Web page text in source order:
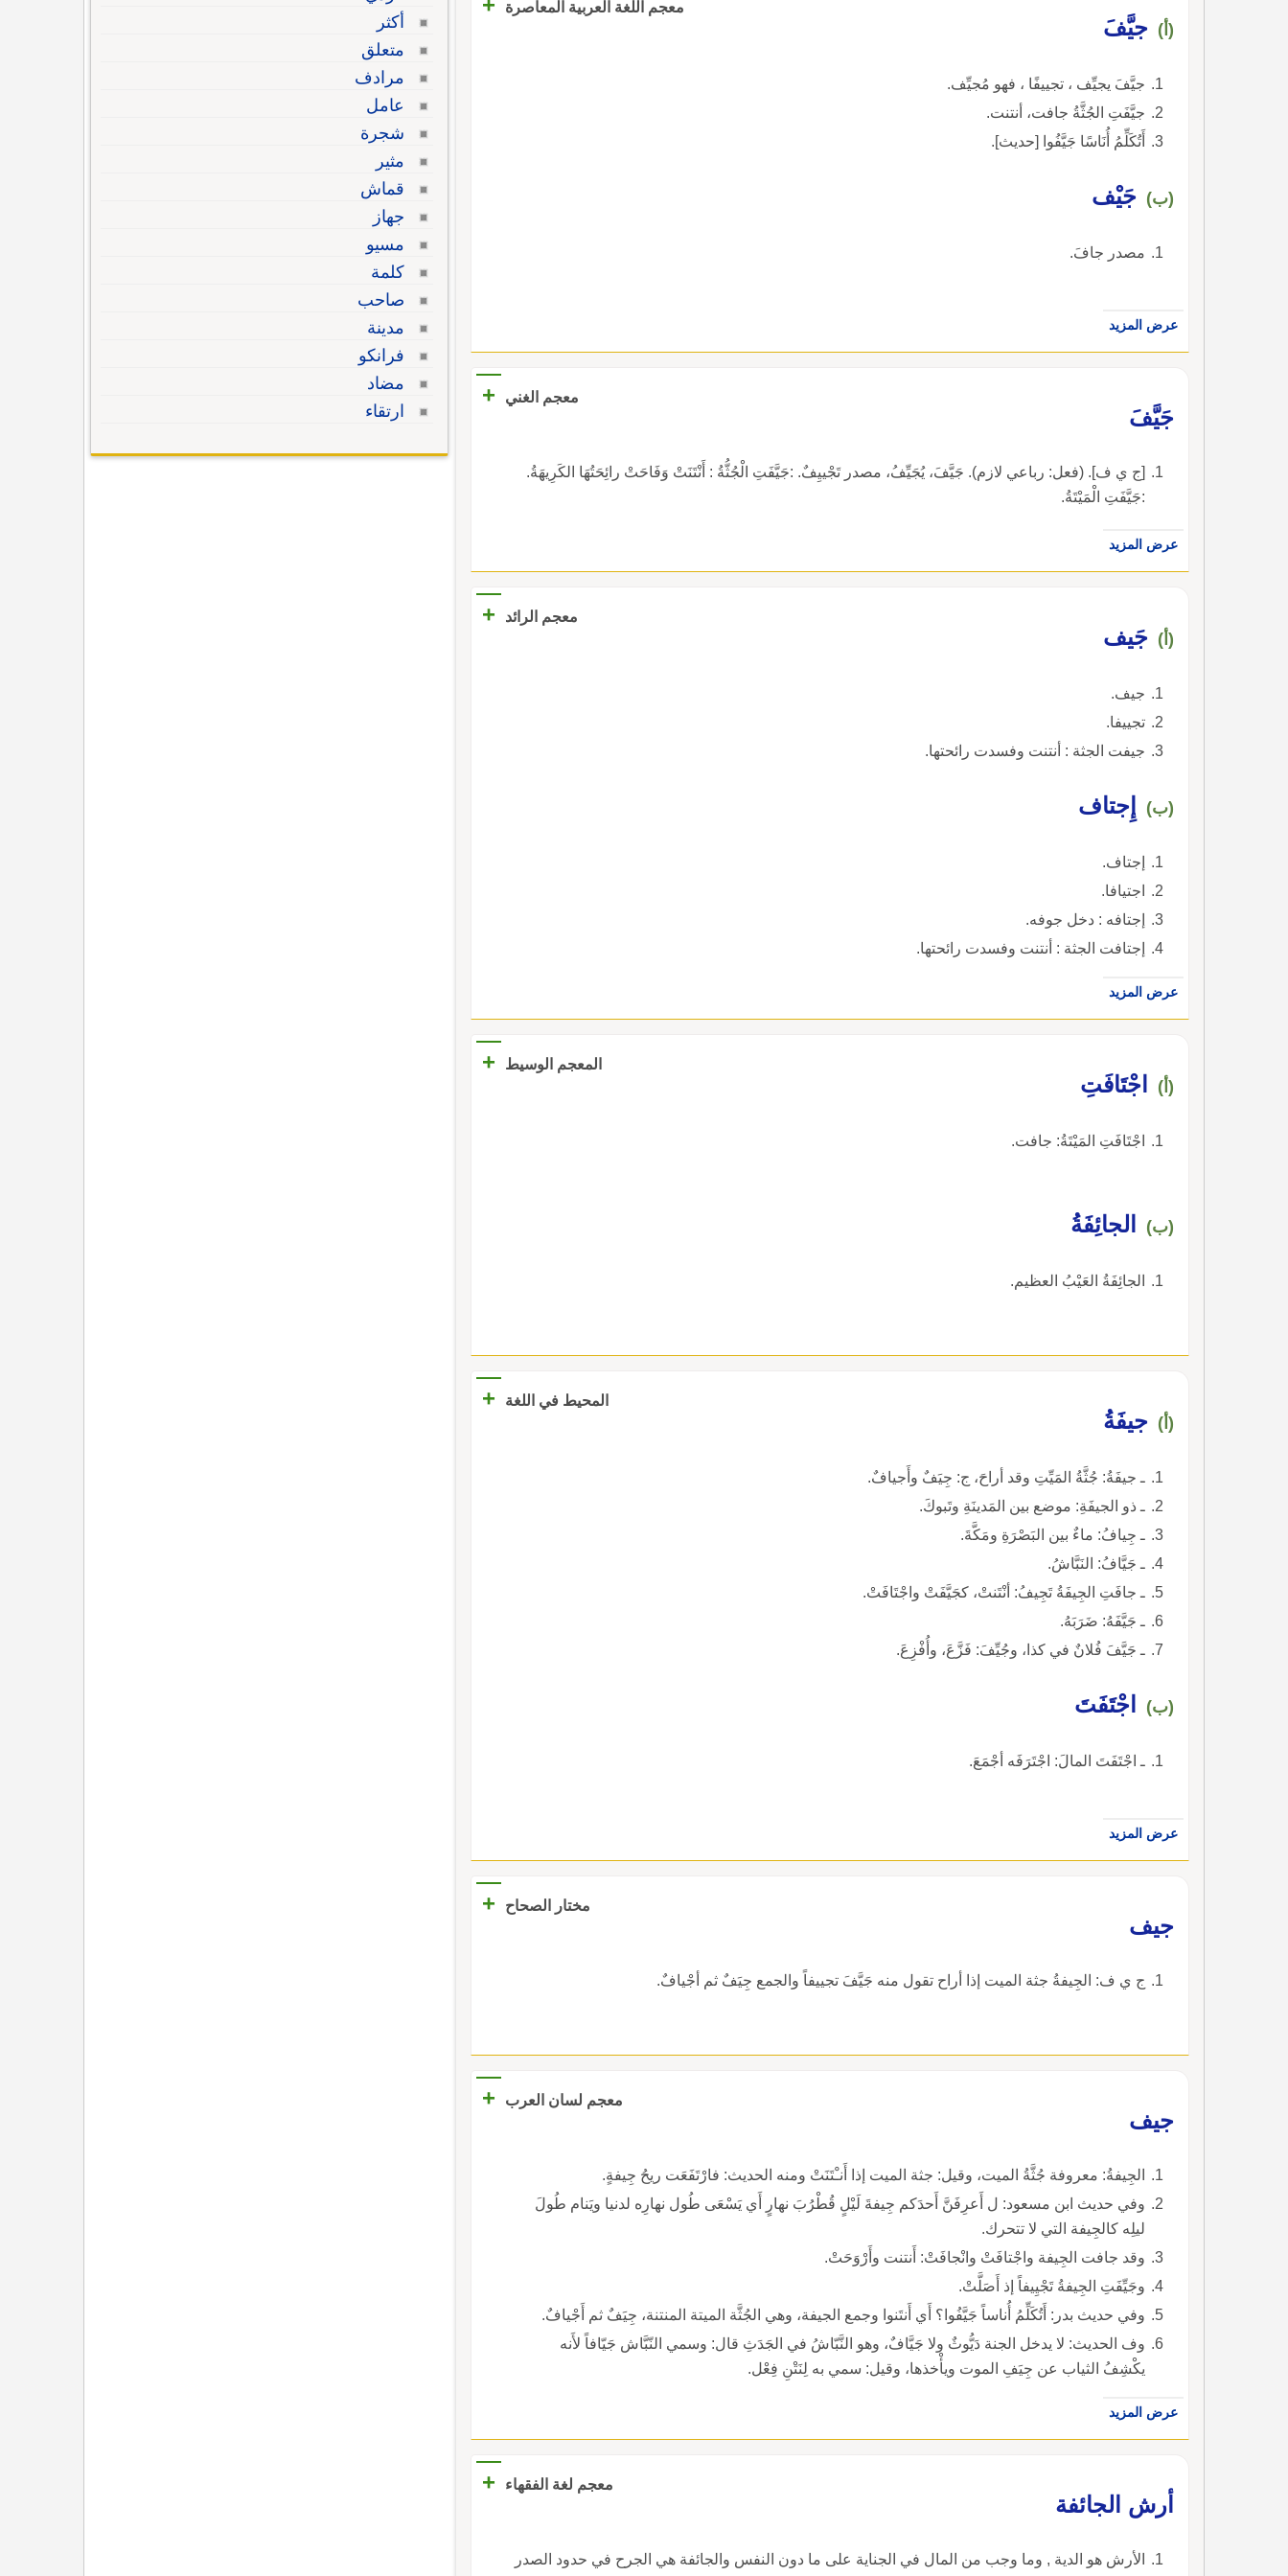
معجم اللغة العربية المعاصرة
(أ) جيَّفَ
جيَّفَ يجيِّف ، تجييفًا ، فهو مُجيِّف.
جيَّفَتِ الجُثَّةُ جافت، أنتنت.
أَتُكَلِّمُ أُنَاسًا جَيَّفُوا [حديث].
(ب) جَيْف
مصدر جافَ.
عرض المزيد
معجم الغني
+
جَيَّفَ
[ج ي ف]. (فعل: رباعي لازم). جَيَّفَ، يُجَيِّفُ، مصدر تَجْييِفٌ. :جَيَّفَتِ الْجُثُّةُ : أَنْتَنَتْ وَفَاحَتْ رائِحَتُهَا الكَرِيهَةُ.
:جَيَّفَتِ الْمَيْتَةُ.
عرض المزيد
معجم الرائد +
(أ) جَيف
جيف.
تجييفا.
جيفت الجثة : أنتنت وفسدت رائحتها.
(ب) إِجتاف
إجتاف.
اجتيافا.
إجتافه : دخل جوفه.
إجتافت الجثة : أنتنت وفسدت رائحتها.
عرض المزيد
المعجم الوسيط +
(أ) اجْتَافَتِ
اجْتَافَتِ المَيْتَةُ: جافت.
(ب) الجائِفَةُ
الجائِفَةُ العَيْبُ العظيم.
المحيط في اللغة +
(أ) جيفَةُ
ـ جيفَةُ: جُثَّةُ المَيِّتِ وقد أراحَ، ج: جِيَفٌ وأَجيافٌ.
ـ ذو الجيفَةِ: موضع بين المَدينَةِ وتَبوكَ.
ـ جِيافُ: ماءٌ بين البَصْرَةِ ومَكَّةَ.
ـ جَيَّافُ: النَبَّاشُ.
ـ جافَتِ الجِيفَةُ تَجِيفُ: أنْتَنتْ، كجَيَّفَتْ واجْتَافَتْ.
ـ جَيَّفَهُ: ضَرَبَهُ.
ـ جَيَّفَ فُلانٌ في كذا، وجُيِّفَ: فَزَّعَ، وأُفْزِعَ.
(ب) اجْتَفَتَ
ـ اجْتَفَتَ المالَ: اجْتَرَفَه أجْمَعَ.
عرض المزيد
مختار الصحاح
+
جيف
ج ي ف: الجِيفةُ جثة الميت إذا أراح تقول منه جَيَّفَ تجييفاً والجمع جِيَفٌ ثم أجْيافٌ.
معجم لسان العرب
+
جيف
الجِيفةُ: معروفة جُثَّةُ الميت، وقيل: جثة الميت إذا أَنـْتَنَتْ ومنه الحديث: فارْتَفَعَت ريحُ جِيفةٍ.
وفي حديث ابن مسعود: ل أَعرِفَنَّ أَحدَكم جِيفةَ لَيْلٍ قُطْرُبَ نهارٍ أَي يَسْعَى طُول نهارِه لدنيا ويَنام طُولَ
ليلِه كالجِيفة التي لا تتحرك.
وقد جافت الجِيفة واجْتافَتْ وانْجافَتْ: أَنتنت وأَرْوَحَتْ.
وجَيِّفَتِ الجِيفةُ تَجْيِيفاً إذ أَصَلَّتْ.
وفي حديث بدر: أَتُكَلِّمُ أُناساً جَيَّفُوا؟ أَي أَنتَنوا وجمع الجيفة، وهي الجُثَّة الميتة المنتنة، جِيَفٌ ثم أَجْيافٌ.
وف الحديث: لا يدخل الجنة دَيُّوثٌ ولا جَيَّافٌ، وهو النَّبّاشُ في الجَدَثِ قال: وسمي النّبَّاش جَيّافاً لأَنه
يكْشِفُ الثياب عن جِيَفِ الموت ويأْخذها، وقيل: سمي به لِنَتْنِ فِعْل.
عرض المزيد
معجم لغة الفقهاء
+
‏أرش الجائفة‏
‏الأرش هو الدية , وما وجب من المال في الجناية على ما دون النفس والجائفة هي الجرح في حدود الصدر
أكثر
متعلق
مرادف
عامل
شجرة
مثير
قماش
جهاز
مسيو
كلمة
صاحب
مدينة
فرانكو
مضاد
ارتقاء